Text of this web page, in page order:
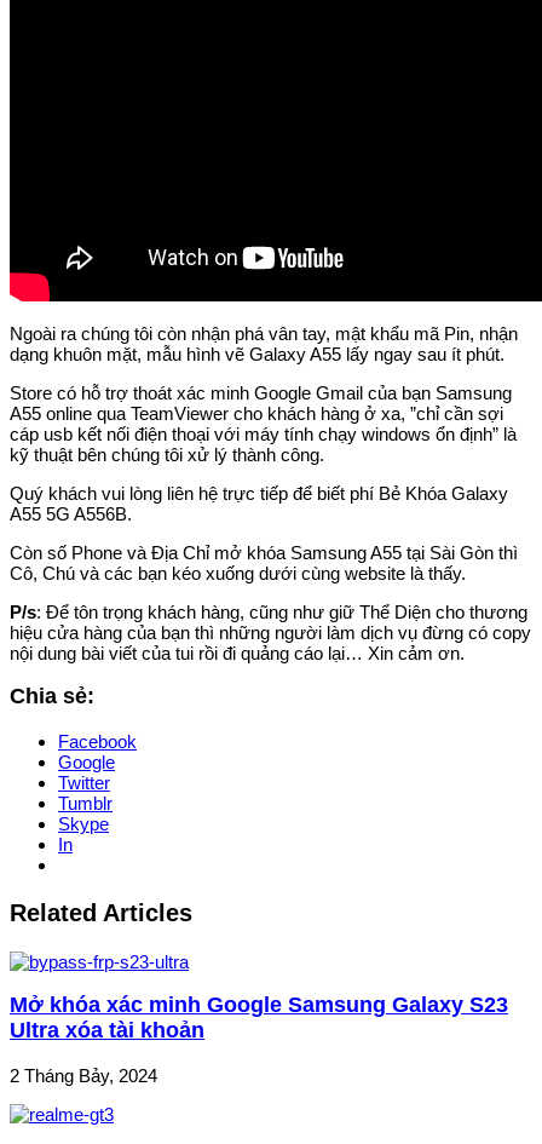
Ngoài ra chúng tôi còn nhận phá vân tay, mật khẩu mã Pin, nhận
dạng khuôn mặt, mẫu hình vẽ Galaxy A55 lấy ngay sau ít phút.
Store có hỗ trợ thoát xác minh Google Gmail của bạn Samsung
A55 online qua TeamViewer cho khách hàng ở xa, ”chỉ cần sợi
cáp usb kết nối điện thoại với máy tính chạy windows ổn định” là
kỹ thuật bên chúng tôi xử lý thành công.
Quý khách vui lòng liên hệ trực tiếp để biết phí Bẻ Khóa Galaxy
A55 5G A556B.
Còn số Phone và Địa Chỉ mở khóa Samsung A55 tại Sài Gòn thì
Cô, Chú và các bạn kéo xuống dưới cùng website là thấy.
P/s: Để tôn trọng khách hàng, cũng như giữ Thể Diện cho thương
hiệu cửa hàng của bạn thì những người làm dịch vụ đừng có copy
nội dung bài viết của tui rồi đi quảng cáo lại… Xin cảm ơn.
Chia sẻ:
Facebook
Google
Twitter
Tumblr
Skype
In
Related Articles
Mở khóa xác minh Google Samsung Galaxy S23
Ultra xóa tài khoản
2 Tháng Bảy, 2024